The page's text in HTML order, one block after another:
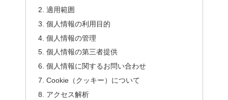
適用範囲
個人情報の利用目的
個人情報の管理
個人情報の第三者提供
個人情報に関するお問い合わせ
Cookie（クッキー）について
アクセス解析